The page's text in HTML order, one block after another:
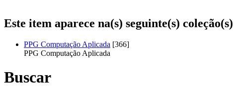
Este item aparece na(s) seguinte(s) coleção(s)
PPG Computação Aplicada [366]
PPG Computação Aplicada
Buscar